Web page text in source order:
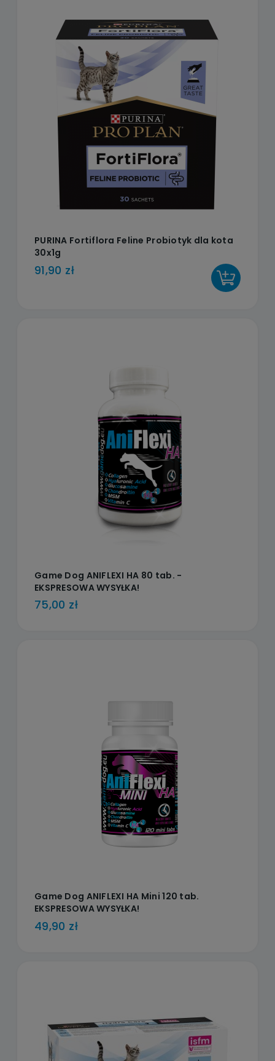
PURINA Fortiflora Feline Probiotyk dla kota
30x1g
91,90 zł
Game Dog ANIFLEXI HA 80 tab. -
EKSPRESOWA WYSYŁKA!
75,00 zł
Game Dog ANIFLEXI HA Mini 120 tab.
EKSPRESOWA WYSYŁKA!
49,90 zł